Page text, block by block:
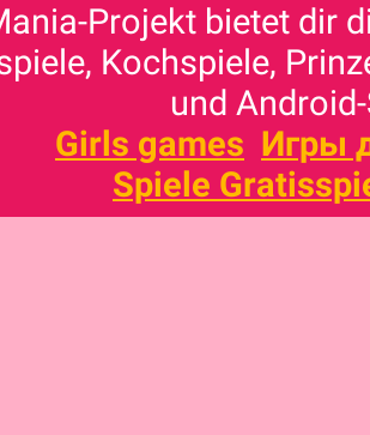
Projekt bietet dir
Kochspiele,
und
Girls games Игры
Spiele